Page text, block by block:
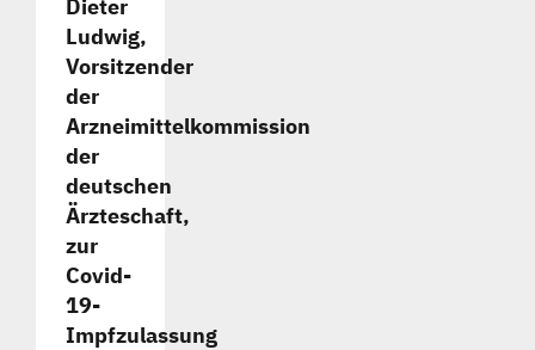
Dieter
Ludwig,
Vorsitzender
der
Arzneimittelkommission
der
deutschen
Ärzteschaft,
zur
Covid-
19-
Impfzulassung